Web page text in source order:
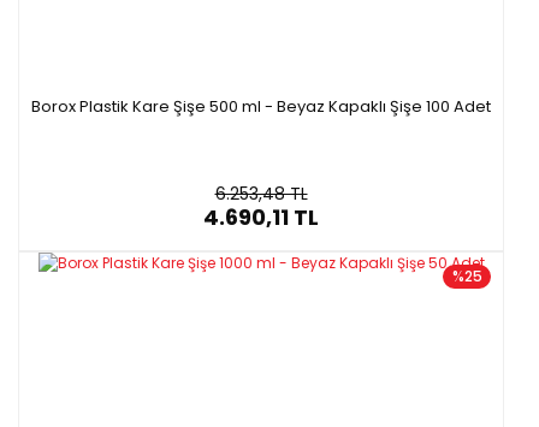
Borox Plastik Kare Şişe 500 ml - Beyaz Kapaklı Şişe 100 Adet
6.253,48 TL
4.690,11 TL
%25